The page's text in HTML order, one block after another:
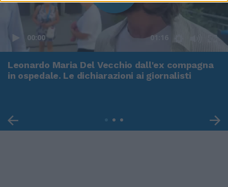
00:00 01:16
Leonardo Maria Del Vecchio dall'ex compagna
in ospedale. Le dichiarazioni ai giornalisti